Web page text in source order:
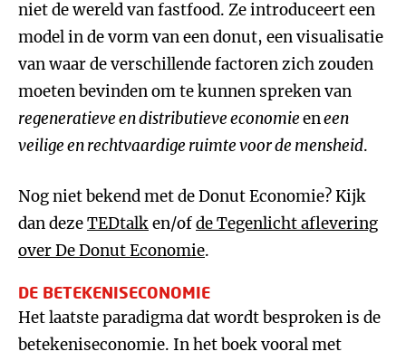
niet de wereld van fastfood. Ze introduceert een
model in de vorm van een donut, een visualisatie
van waar de verschillende factoren zich zouden
moeten bevinden om te kunnen spreken van
regeneratieve en distributieve economieeneen
veilige en rechtvaardige ruimte voor de mensheid.
Nog niet bekend met de Donut Economie? Kijk
dan dezeTEDtalken/ofde Tegenlicht aflevering
over De Donut Economie.
DE BETEKENISECONOMIE
Het laatste paradigma dat wordt besproken is de
betekeniseconomie. In het boek vooral met